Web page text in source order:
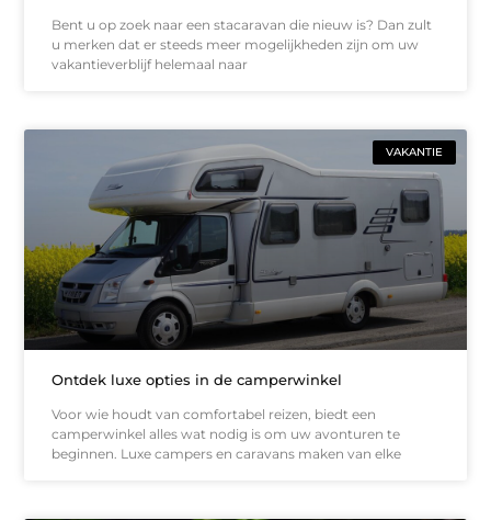
Bent u op zoek naar een stacaravan die nieuw is? Dan zult
u merken dat er steeds meer mogelijkheden zijn om uw
vakantieverblijf helemaal naar
VAKANTIE
Ontdek luxe opties in de camperwinkel
Voor wie houdt van comfortabel reizen, biedt een
camperwinkel alles wat nodig is om uw avonturen te
beginnen. Luxe campers en caravans maken van elke